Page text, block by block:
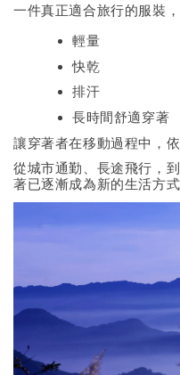
一件真正適合旅行的服裝
輕量
快乾
排汗
長時間舒適穿著
讓穿著者在移動過程中，
從城市通勤、長途飛行，
著已逐漸成為新的生活方式